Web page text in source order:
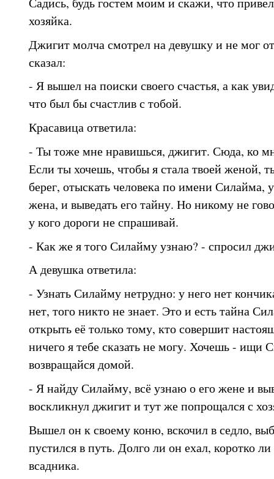
хозяйка.
Джигит молча смотрел на девушку и не мог
сказал:
- Я вышел на поиски своего счастья, а как
что был бы счастлив с тобой.
Красавица ответила:
- Ты тоже мне нравишься, джигит. Сюда, ко
Если ты хочешь, чтобы я стала твоей женой,
берег, отыскать человека по имени Силайма,
жена, и выведать его тайну. Но никому не
у кого дороги не спрашивай.
- Как же я того Силайму узнаю? - спросил
А девушка ответила:
- Узнать Силайму нетрудно: у него нет
нет, того никто не знает. Это и есть тайна
открыть её только тому, кто совершит
ничего я тебе сказать не могу. Хочешь - ищи
возвращайся домой.
- Я найду Силайму, всё узнаю о его жене и
воскликнул джигит и тут же попрощался с
Вышел он к своему коню, вскочил в седло,
пустился в путь. Долго ли он ехал, коротко
всадника.